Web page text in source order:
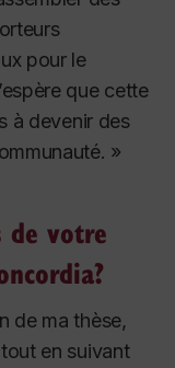
pour le
que cette
à devenir des
»
de votre
de ma thèse,
en suivant